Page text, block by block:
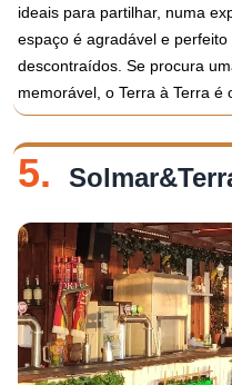
ideais para partilhar, numa
espaço é agradável e
descontraídos. Se procura
memorável, o Terra à Terra é
5.